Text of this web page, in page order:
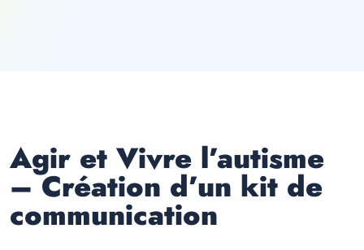
Agir et Vivre l’autisme
– Création d’un kit de
communication